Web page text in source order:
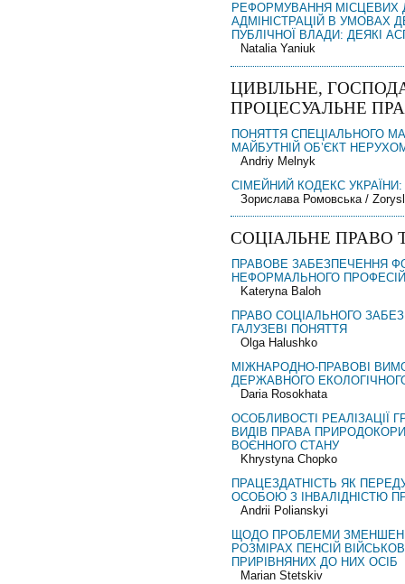
РЕФОРМУВАННЯ МІСЦЕВИХ
АДМІНІСТРАЦІЙ В УМОВАХ
ПУБЛІЧНОЇ ВЛАДИ: ДЕЯКІ
Natalia Yaniuk
ЦИВІЛЬНЕ,
ПРОЦЕСУАЛЬНЕ
ПОНЯТТЯ СПЕЦІАЛЬНОГО
МАЙБУТНІЙ ОБ’ЄКТ
Andriy Melnyk
СІМЕЙНИЙ КОДЕКС УКРАЇНИ:
Зорислава Ромовська /
СОЦІАЛЬНЕ ПРАВО
ПРАВОВЕ ЗАБЕЗПЕЧЕННЯ
НЕФОРМАЛЬНОГО
Kateryna Baloh
ПРАВО СОЦІАЛЬНОГО
ГАЛУЗЕВІ ПОНЯТТЯ
Olga Halushko
МІЖНАРОДНО-ПРАВОВІ
ДЕРЖАВНОГО
Daria Rosokhata
ОСОБЛИВОСТІ РЕАЛІЗАЦІЇ
ВИДІВ ПРАВА
ВОЄННОГО СТАНУ
Khrystyna Chopko
ПРАЦЕЗДАТНІСТЬ ЯК
ОСОБОЮ З ІНВАЛІДНІСТЮ
Andrii Polianskyi
ЩОДО ПРОБЛЕМИ
РОЗМІРАХ ПЕНСІЙ
ПРИРІВНЯНИХ ДО НИХ ОСІБ
Marian Stetskiv